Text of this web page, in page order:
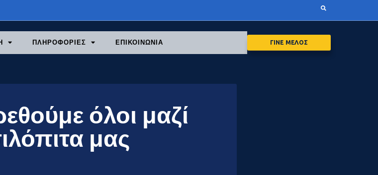
ΠΛΗΡΟΦΟΡΙΕΣ ΕΠΙΚΟΙΝΩΝΙΑ ΓΙΝΕ ΜΕΛΟΣ
όλοι μαζί
μας